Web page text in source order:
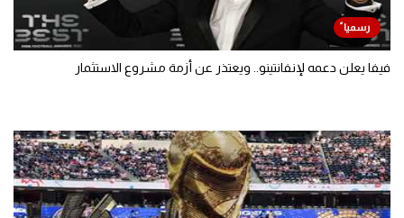
فيفا يعلن دعمه لإنفانتينو.. ويعتذر عن أزمة مشروع الاستثمار